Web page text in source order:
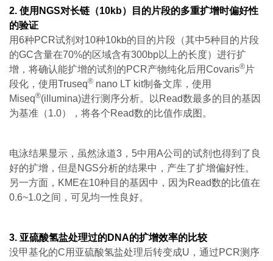
2. 使用 NGS对长链（10kb）目的片段的多重扩增时偏好性
的验证
用6种PCR试剂对10种10kb的目的片段（其中5种目的片段
的GC含量在70%的区域含有300bp以上的长度）进行扩
增，将确认能扩增的试剂的PCR产物纯化后用Covaris® 片
段化，使用Truseq® nano LT kit制备文库，使用
Miseq®(illumina)进行测序分析。以Read数最多的目的基因
为基准（1.0），将各个Read数的比值作成图。
电泳结果显示，虽然泳道3，5中用A公司的试剂也得到了良
好的扩增，但是NGS分析的结果中，产生了扩增偏好性。
另一方面，KME在10种目的基因中，因为Read数的比值在
0.6~1.0之间，可见均一性良好。
3. 亚硫酸氢盐处理过的DNA的扩增效率的比较
没甲基化的C用亚硫酸氢盐处理后转变成U，通过PCR测序